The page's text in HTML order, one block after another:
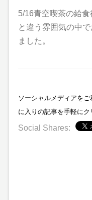
5/16青空喫茶の給
と違う雰囲気の中
ました。
ソーシャルメディアを
に入りの記事を手軽にク
Social Shares: